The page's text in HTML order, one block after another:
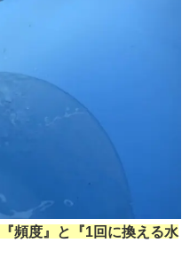
『頻度』と『1回に換える水